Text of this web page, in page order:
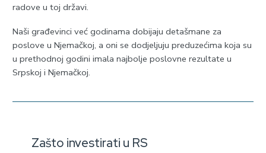
radove u toj državi.
Naši građevinci već godinama dobijaju detašmane za
poslove u Njemačkoj, a oni se dodjeljuju preduzećima koja su
u prethodnoj godini imala najbolje poslovne rezultate u
Srpskoj i Njemačkoj.
Zašto investirati u RS